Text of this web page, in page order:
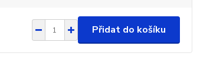
Přidat do košíku